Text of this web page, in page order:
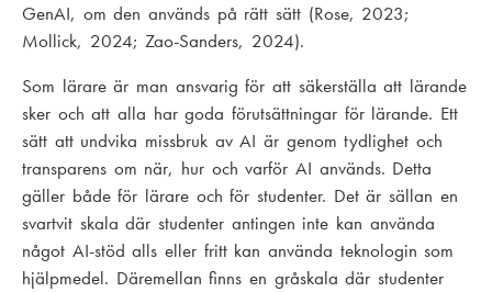
GenAI, om den används på rätt sätt (Rose, 2023;
Mollick, 2024; Zao-Sanders, 2024).
Som lärare är man ansvarig för att säkerställa att lärande
sker och att alla har goda förutsättningar för lärande. Ett
sätt att undvika missbruk av AI är genom tydlighet och
transparens om när, hur och varför AI används. Detta
gäller både för lärare och för studenter. Det är sällan en
svartvit skala där studenter antingen inte kan använda
något AI-stöd alls eller fritt kan använda teknologin som
hjälpmedel. Däremellan finns en gråskala där studenter